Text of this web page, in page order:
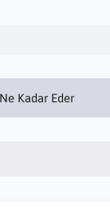
Kadar Eder